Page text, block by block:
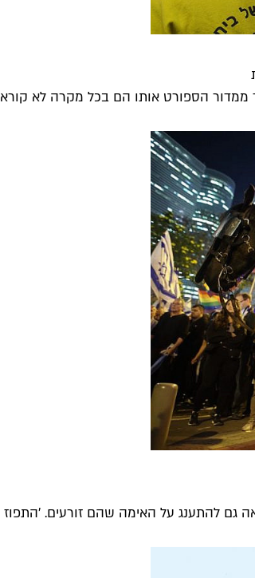
ממדור הספורט אותו הם בכל מקרה לא
גם להתענג על האימה שהם זורעים. 'התפוז